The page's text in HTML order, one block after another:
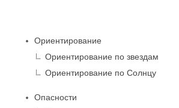
Ориентирование
Ориентирование по звездам
Ориентирование по Солнцу
Опасности